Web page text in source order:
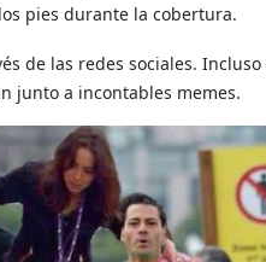
pies durante la cobertura.
de las redes sociales.
junto a incontables memes.